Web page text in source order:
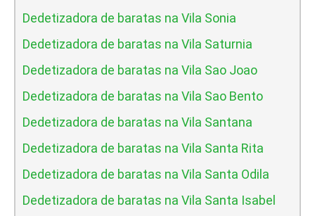
Dedetizadora de baratas na Vila Sonia
Dedetizadora de baratas na Vila Saturnia
Dedetizadora de baratas na Vila Sao Joao
Dedetizadora de baratas na Vila Sao Bento
Dedetizadora de baratas na Vila Santana
Dedetizadora de baratas na Vila Santa Rita
Dedetizadora de baratas na Vila Santa Odila
Dedetizadora de baratas na Vila Santa Isabel